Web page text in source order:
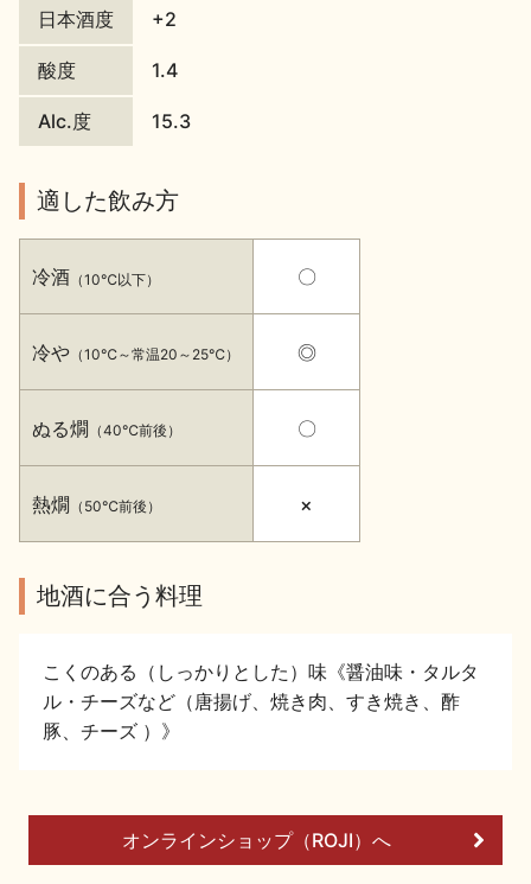
イベント情報TOP 新商品・おすすめ商品
美味しい地酒の選び方
日本酒度 +2
酸度 1.4
Alc.度 15.3
適した飲み方
冷酒 （10℃以下）
冷や （10℃～常温20～25℃）
ぬる燗 （40℃前後）
熱燗 （50℃前後）
〇
◎
〇
×
地酒に合う料理
こくのある（しっかりとした）味《醤油味・タルタ
ル・チーズなど（唐揚げ、焼き肉、すき焼き、酢
豚、チーズ ）》
オンラインショップ（ROJI）へ